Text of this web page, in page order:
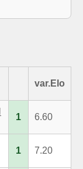
var.Elo
1 6.60
1 7.20